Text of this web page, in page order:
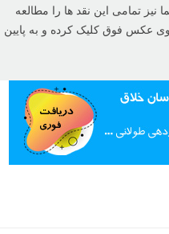
شما هم می توانید با کلیک روی این